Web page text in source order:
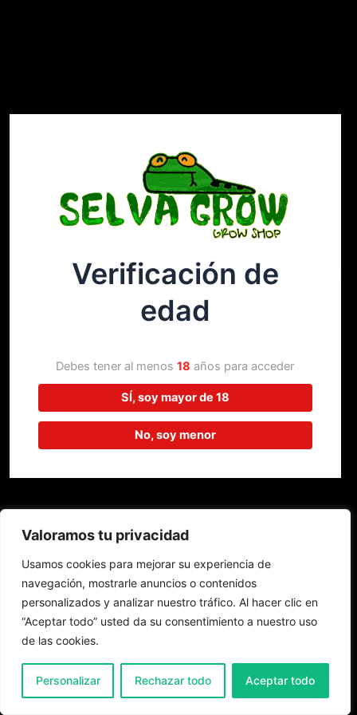
Valoramos tu privacidad
Usamos cookies para mejorar su experiencia de
navegación, mostrarle anuncios o contenidos
personalizados y analizar nuestro tráfico. Al hacer clic en
“Aceptar todo” usted da su consentimiento a nuestro uso
de las cookies.
Personalizar Rechazar todo Aceptar todo
¡Disculpa este desastre! Estamos
trabajando en algo increíble,
¡vuelve pronto!
Verificación de
edad
Debes tener al menos18 años para acceder
SÍ, soy mayor de 18
No, soy menor